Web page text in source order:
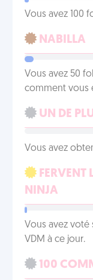
Vous avez 100
NABILLA
Vous avez 50
comment vous
UN DE
Vous avez
FERVENT
NINJA
Vous avez voté
VDM à ce jour.
100